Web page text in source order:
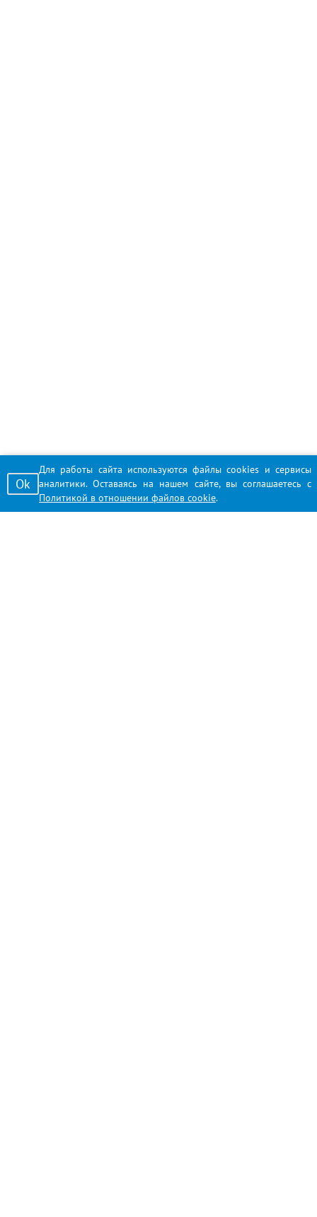
Для работы сайта используются файлы cookies и сервисы
аналитики. Оставаясь на нашем сайте, вы соглашаетесь с
Политикой в отношении файлов cookie.
Ok